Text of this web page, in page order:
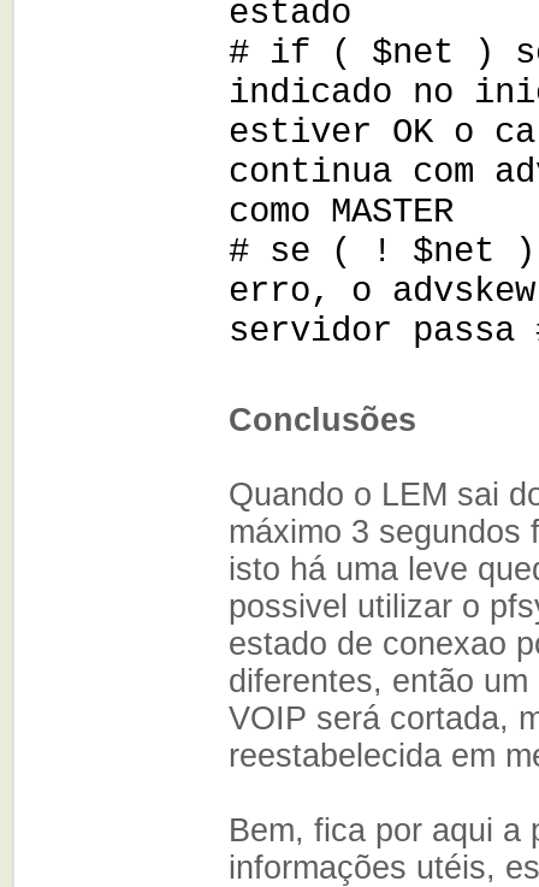
estado
# if ( $net ) se
indicado no
estiver OK o
continua com
como MASTER
# se ( ! $net )
erro, o
servidor passa
Conclusões
Quando o LEM sai
máximo 3 segundos
isto há uma leve
possivel utilizar o
estado de conexao
diferentes, então
VOIP será cortada,
reestabelecida em
Bem, fica por aqui a
informações utéis,